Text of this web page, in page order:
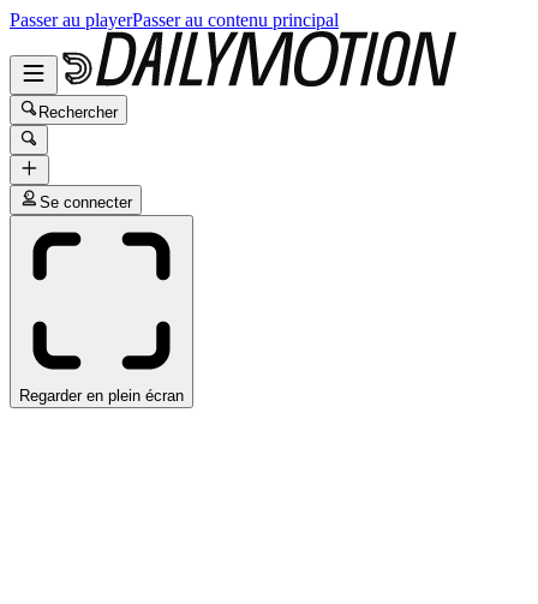
Passer au playerPasser au contenu principal
Rechercher
Se connecter
Regarder en plein écran